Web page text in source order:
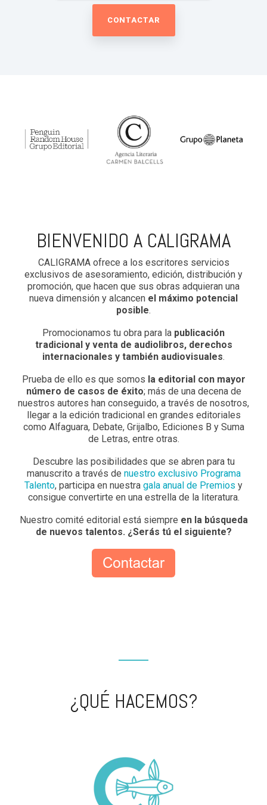
BIENVENIDO A CALIGRAMA
CALIGRAMA ofrece a los escritores servicios
exclusivos de asesoramiento, edición, distribución y
promoción, que hacen que sus obras adquieran una
nueva dimensión y alcancen el máximo potencial
posible.
Promocionamos tu obra para la publicación
tradicional y venta de audiolibros, derechos
internacionales y también audiovisuales.
Prueba de ello es que somos la editorial con mayor
número de casos de éxito; más de una decena de
nuestros autores han conseguido, a través de nosotros,
llegar a la edición tradicional en grandes editoriales
como Alfaguara, Debate, Grijalbo, Ediciones B y Suma
de Letras, entre otras.
Descubre las posibilidades que se abren para tu
manuscrito a través de nuestro exclusivo Programa
Talento, participa en nuestra gala anual de Premios y
consigue convertirte en una estrella de la literatura.
Nuestro comité editorial está siempre en la búsqueda
de nuevos talentos. ¿Serás tú el siguiente?
¿QUÉ HACEMOS?